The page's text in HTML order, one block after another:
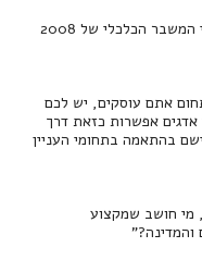
רם עמנואל, עוזרו של ברק אובמה, אמר אחרי המשבר הכלכלי של 2008
אתם עוסקים, יש לכם
אפשרות כזאת דרך
בהתאמה בתחומי העניין
מי חושב שמקצוע